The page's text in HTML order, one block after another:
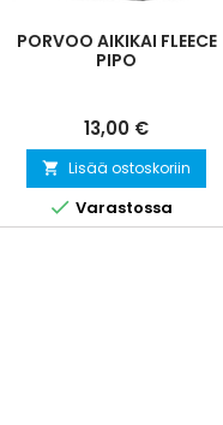
PORVOO AIKIKAI FLEECE
PIPO
Hinta
13,00 €
 Lisää ostoskoriin
 Varastossa